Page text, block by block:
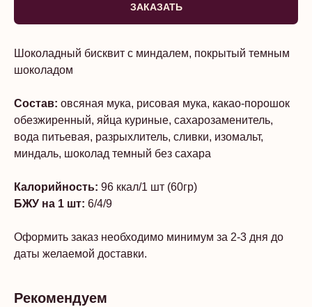
ЗАКАЗАТЬ
Шоколадный бисквит с миндалем, покрытый темным
шоколадом
Состав: овсяная мука, рисовая мука, какао-порошок
обезжиренный, яйца куриные, сахарозаменитель,
вода питьевая, разрыхлитель, сливки, изомальт,
миндаль, шоколад темный без сахара
Калорийность: 96 ккал/1 шт (60гр)
БЖУ на 1 шт: 6/4/9
Оформить заказ необходимо минимум за 2-3 дня до
даты желаемой доставки.
Рекомендуем